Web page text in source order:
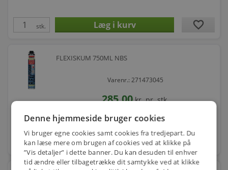
stk. favorite
FLEXISKUM 750ML NBS
Varenr.: 271473045
285,00 kr.pr. stk.
stk.
Denne hjemmeside bruger cookies
Vi bruger egne cookies samt cookies fra tredjepart. Du
kan læse mere om brugen af cookies ved at klikke på
”Vis detaljer” i dette banner. Du kan desuden til enhver
tid ændre eller tilbagetrække dit samtykke ved at klikke